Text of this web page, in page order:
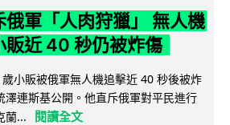
俄軍「人肉狩獵」 無人機
販近 40 秒仍被炸傷
小販被俄軍無人機追擊近 40 秒後被炸
澤連斯基公開。他直斥俄軍對平民進行
蘭...
閱讀全文